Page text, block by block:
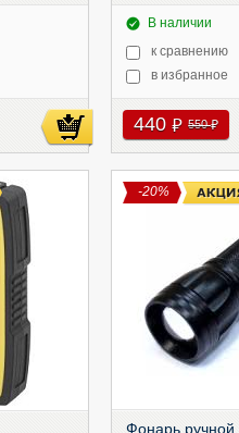
В наличии
к сравнению
в избранное
440руб 550руб
-20%
Фонарь